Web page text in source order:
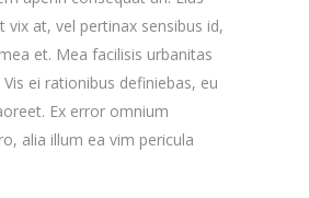
vix at, vel pertinax sensibus id,
et. Mea facilisis urbanitas
ei rationibus definiebas, eu
Ex error omnium
alia illum ea vim pericula